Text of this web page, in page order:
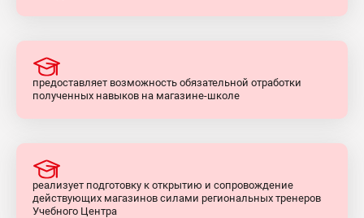
предоставляет возможность обязательной отработки
полученных навыков на магазине-школе
реализует подготовку к открытию и сопровождение
действующих магазинов силами региональных тренеров
Учебного Центра